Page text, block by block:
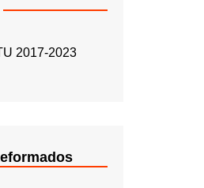
2017-2023